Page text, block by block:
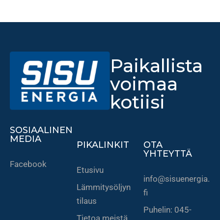
M
s
Paikallista
voimaa
kotiisi
SOSIAALINEN
MEDIA
Facebook
PIKALINKIT
Etusivu
Lämmitysöljyn
tilaus
Tietoa meistä
OTA
YHTEYTTÄ
info@sisuenergia.
fi
Puhelin: 045-